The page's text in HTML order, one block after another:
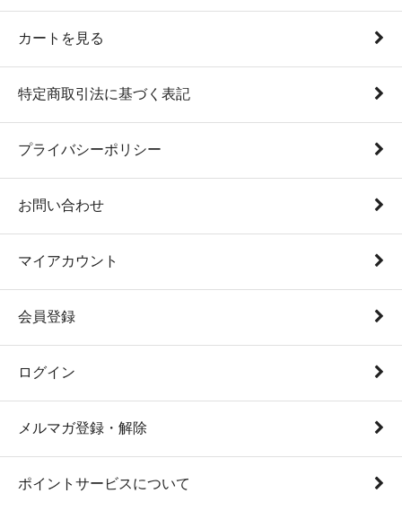
カートを見る
特定商取引法に基づく表記
プライバシーポリシー
お問い合わせ
マイアカウント
会員登録
ログイン
メルマガ登録・解除
ポイントサービスについて